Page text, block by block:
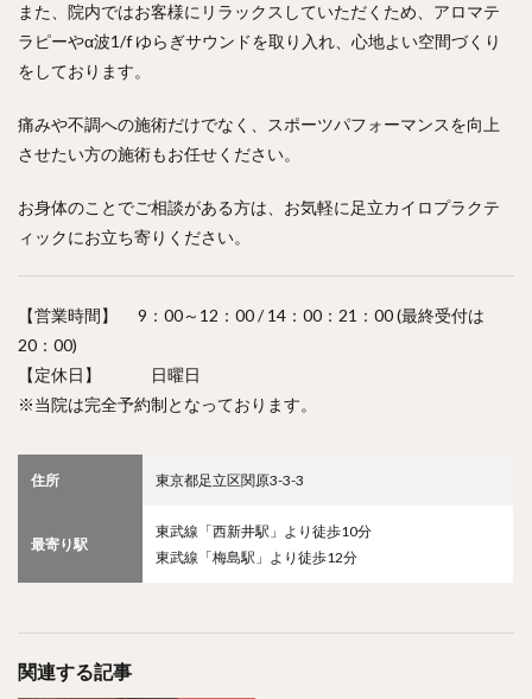
また、院内ではお客様にリラックスしていただくため、アロマテ
ラピーやα波1/f ゆらぎサウンドを取り入れ、心地よい空間づくり
をしております。
痛みや不調への施術だけでなく、スポーツパフォーマンスを向上
させたい方の施術もお任せください。
お身体のことでご相談がある方は、お気軽に足立カイロプラクテ
ィックにお立ち寄りください。
【営業時間】 9：00～12：00 / 14：00：21：00 (最終受付は
20：00)
【定休日】 日曜日
※当院は完全予約制となっております。
住所 東京都足立区関原3-3-3
最寄り駅
東武線「西新井駅」より徒歩10分
東武線「梅島駅」より徒歩12分
関連する記事